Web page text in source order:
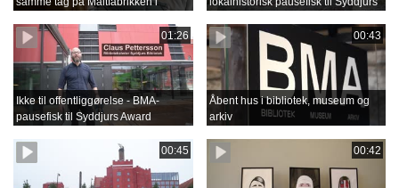
01:26
Ikke til offentliggørelse - BMA-
pausefisk til Syddjurs Award
00:43
Åbent hus i bibliotek, museum og
arkiv
00:45 00:42